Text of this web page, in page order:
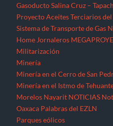
Gasoducto Salina Cruz –
Proyecto Aceites Terciarios
Sistema de Transporte de Gas
Home Jornaleros
Militarización
Minería
Minería en el Cerro de San
Minería en el Istmo de
Morelos Nayarit NOTICIAS
Oaxaca Palabras del EZLN
Parques eólicos